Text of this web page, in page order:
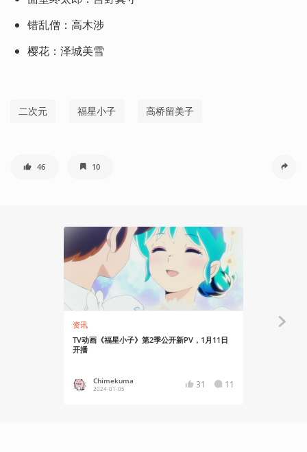
错乱僧：高木涉
樱花：泽城美雪
二次元 福星小子 高桥留美子
46 10
资讯
TV动画《福星小子》第2季公开新PV，1月11日
开播
Chimekuma
2024-01-05 31 11